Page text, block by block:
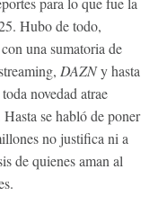
Hubo de todo,
una sumatoria de
DAZNy hasta
novedad atrae
se habló de poner
no justifica ni a
de quienes aman al